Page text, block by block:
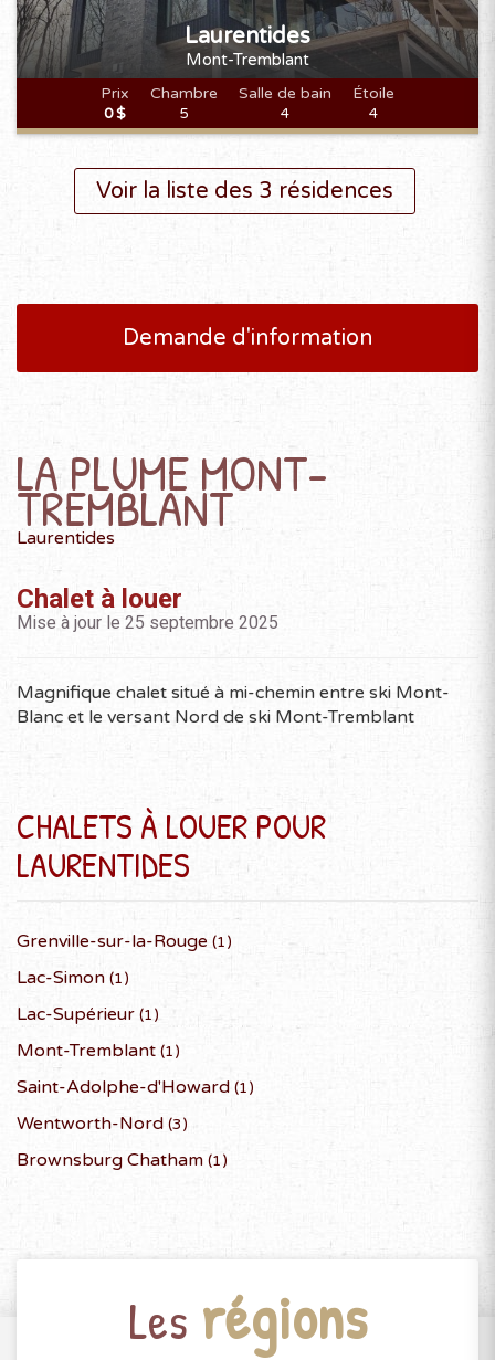
Laurentides
Mont-Tremblant
Prix
0 $
Chambre
5
Salle de bain
4
Étoile
4
Voir la liste des 3 résidences
Demande d'information
LA PLUME MONT-
TREMBLANT
Laurentides
Chalet à louer
Mise à jour le 25 septembre 2025
Magnifique chalet situé à mi-chemin entre ski Mont-
Blanc et le versant Nord de ski Mont-Tremblant
CHALETS À LOUER POUR
LAURENTIDES
Grenville-sur-la-Rouge (1)
Lac-Simon (1)
Lac-Supérieur (1)
Mont-Tremblant (1)
Saint-Adolphe-d'Howard (1)
Wentworth-Nord (3)
Brownsburg Chatham (1)
Les régions